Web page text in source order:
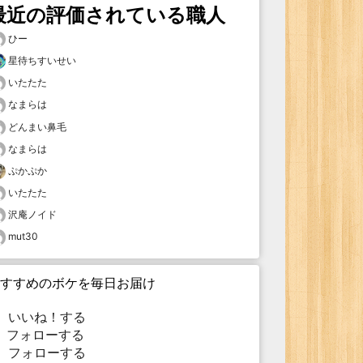
近の評価されている職人
ひー
星待ちすいせい
いたたた
なまらは
どんまい鼻毛
なまらは
ぷかぷか
いたたた
沢庵ノイド
mut30
すめのボケを毎日お届け
いいね！する
ォローする
フォローする